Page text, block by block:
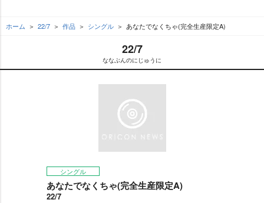
ホーム 22/7 作品 シングル あなたでなくちゃ(完全生産限定A)
22/7
ななぶんのにじゅうに
シングル
あなたでなくちゃ(完全生産限定A)
22/7